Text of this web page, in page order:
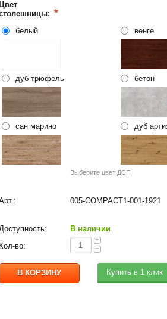
Цвет
белый
венге
дуб трюфель бетон
сан марино дуб
Выберите цвет ДСП
005-COMPACT1-001-1921
В наличии
Кол-во:
+
−
Купить в 1 клик